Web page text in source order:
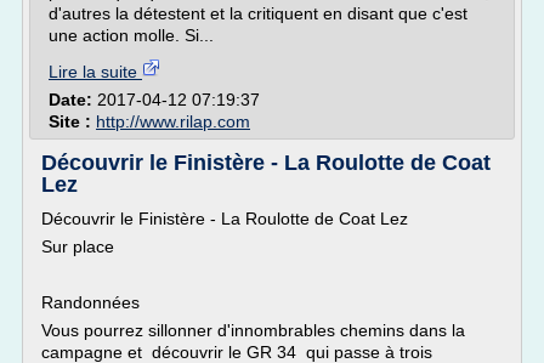
d'autres la détestent et la critiquent en disant que c'est
une action molle. Si...
Lire la suite
Date: 2017-04-12 07:19:37
Site : http://www.rilap.com
Découvrir le Finistère - La Roulotte de Coat
Lez
Découvrir le Finistère - La Roulotte de Coat Lez
Sur place
Randonnées
Vous pourrez sillonner d'innombrables chemins dans la
campagne et découvrir le GR 34 qui passe à trois